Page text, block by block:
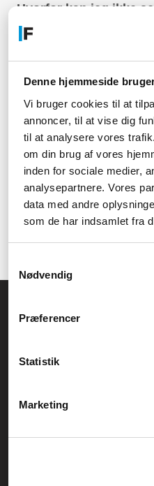
Denne hjemmeside
Vi bruger cookies til at
annoncer, til at vise dig
til at analysere vores
om din brug af vores
inden for sociale medier,
analysepartnere. Vores
data med andre
som de har indsamlet fra
Nødvendig
Præferencer
Statistik
Marketing
Hvorfor kan jeg ikke
Hvis du ikke kan se andre
indstillinger eller Bluetooth.
Relaterede artikler
Hvordan genstarter man
Køb refurbished elektronik
Lav en QR-kode: Den
virksomheder
Inspiration til sjove
CVR.: 26208637
Generelle henvendelser:
Service- og